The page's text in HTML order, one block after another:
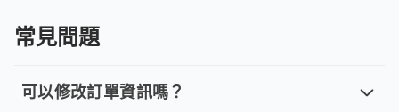
無障礙車
常見問題
可以修改訂單資訊嗎？